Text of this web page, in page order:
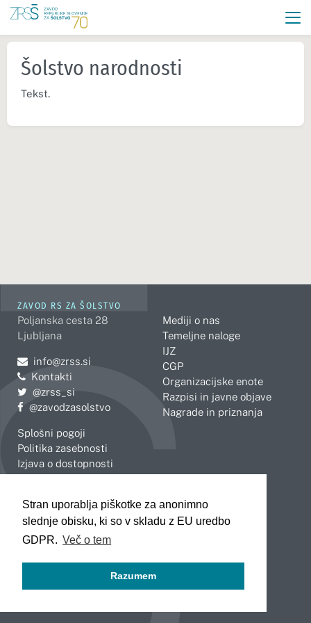
Stran uporablja piškotke za anonimno
slednje obisku, ki so v skladu z EU uredbo
GDPR. Več o tem
Razumem
Šolstvo narodnosti
Tekst.
ZAVOD RS ZA ŠOLSTVO
Poljanska cesta 28
Ljubljana
Pošljite e-mail na
info@zrss.si
Kontakti
Pojdite na Twitter:
@zrss_si
Pojdite na Facebook:
@zavodzasolstvo
Splošni pogoji
Politika zasebnosti
Izjava o dostopnosti
Mediji o nas
Temeljne naloge
IJZ
CGP
Organizacijske enote
Razpisi in javne objave
Nagrade in priznanja
Celje
Koper
Kranj
Novo mesto
Slovenj Gradec